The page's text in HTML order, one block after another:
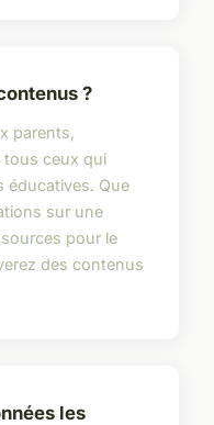
?
parents,
tous ceux qui
éducatives. Que
sur une
pour le
des contenus
les